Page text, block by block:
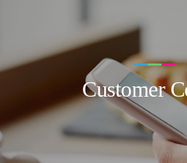
Customer